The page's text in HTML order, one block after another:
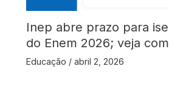
Inep abre prazo para
do Enem 2026; veja
Educação / abril 2, 2026